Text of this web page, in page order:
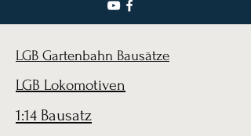
LGB Gartenbahn Bausätze
LGB Lokomotiven
1:14 Bausatz